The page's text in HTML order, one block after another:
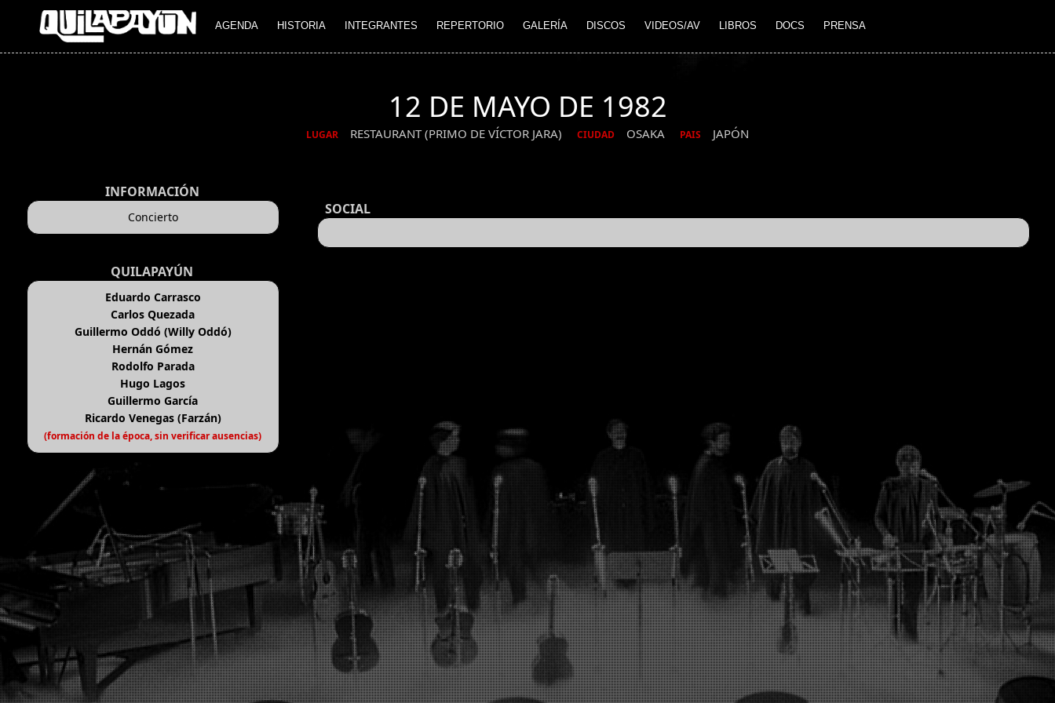
AGENDA HISTORIA INTEGRANTES REPERTORIO GALERÍA DISCOS VIDEOS/AV LIBROS DOCS PRENSA
12 DE MAYO DE 1982
LUGAR RESTAURANT (PRIMO DE VÍCTOR JARA) CIUDAD OSAKA PAIS JAPÓN
INFORMACIÓN
Concierto
QUILAPAYÚN
Eduardo Carrasco
Carlos Quezada
Guillermo Oddó (Willy Oddó)
Hernán Gómez
Rodolfo Parada
Hugo Lagos
Guillermo García
Ricardo Venegas (Farzán)
(formación de la época, sin verificar ausencias)
SOCIAL